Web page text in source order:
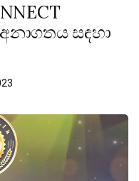
සඳහා